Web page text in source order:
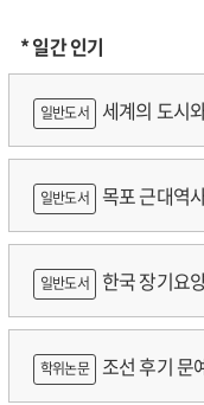
* 일간 인기
일반도서 세계의 도시
일반도서 목포 근대역
축문화재 기록화보고서
일반도서 한국 장기요
적조사 : 2024년 건강
학위논문 조선 후기 문